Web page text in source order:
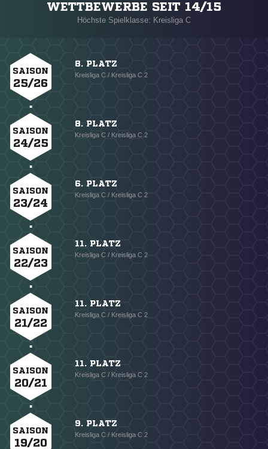
WETTBEWERBE SEIT 14/15
Höchste Spielklasse: Kreisliga C
SAISON
25/26
8. PLATZ
Kreisliga C / Kreisliga C 2
SAISON
24/25
8. PLATZ
Kreisliga C / Kreisliga C 2
SAISON
23/24
6. PLATZ
Kreisliga C / Kreisliga C 2
SAISON
22/23
11. PLATZ
Kreisliga C / Kreisliga C 2
SAISON
21/22
11. PLATZ
Kreisliga C / Kreisliga C 2
SAISON
20/21
11. PLATZ
Kreisliga C / Kreisliga C 2
SAISON
19/20
9. PLATZ
Kreisliga C / Kreisliga C 2